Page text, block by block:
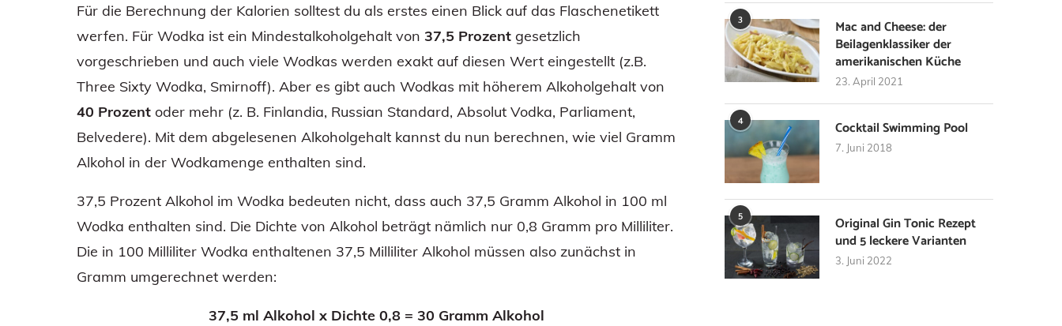
Für die Berechnung der Kalorien solltest du als erstes einen Blick auf das Flaschenetikett
werfen. Für Wodka ist ein Mindestalkoholgehalt von 37,5 Prozent gesetzlich
vorgeschrieben und auch viele Wodkas werden exakt auf diesen Wert eingestellt (z.B.
Three Sixty Wodka, Smirnoff). Aber es gibt auch Wodkas mit höherem Alkoholgehalt von
40 Prozent oder mehr (z. B. Finlandia, Russian Standard, Absolut Vodka, Parliament,
Belvedere). Mit dem abgelesenen Alkoholgehalt kannst du nun berechnen, wie viel Gramm
Alkohol in der Wodkamenge enthalten sind.
37,5 Prozent Alkohol im Wodka bedeuten nicht, dass auch 37,5 Gramm Alkohol in 100 ml
Wodka enthalten sind. Die Dichte von Alkohol beträgt nämlich nur 0,8 Gramm pro Milliliter.
Die in 100 Milliliter Wodka enthaltenen 37,5 Milliliter Alkohol müssen also zunächst in
Gramm umgerechnet werden:
37,5 ml Alkohol x Dichte 0,8 = 30 Gramm Alkohol
3
Mac and Cheese: der
Beilagenklassiker der
amerikanischen Küche
23. April 2021
4 Cocktail Swimming Pool
7. Juni 2018
5
Original Gin Tonic Rezept
und 5 leckere Varianten
3. Juni 2022